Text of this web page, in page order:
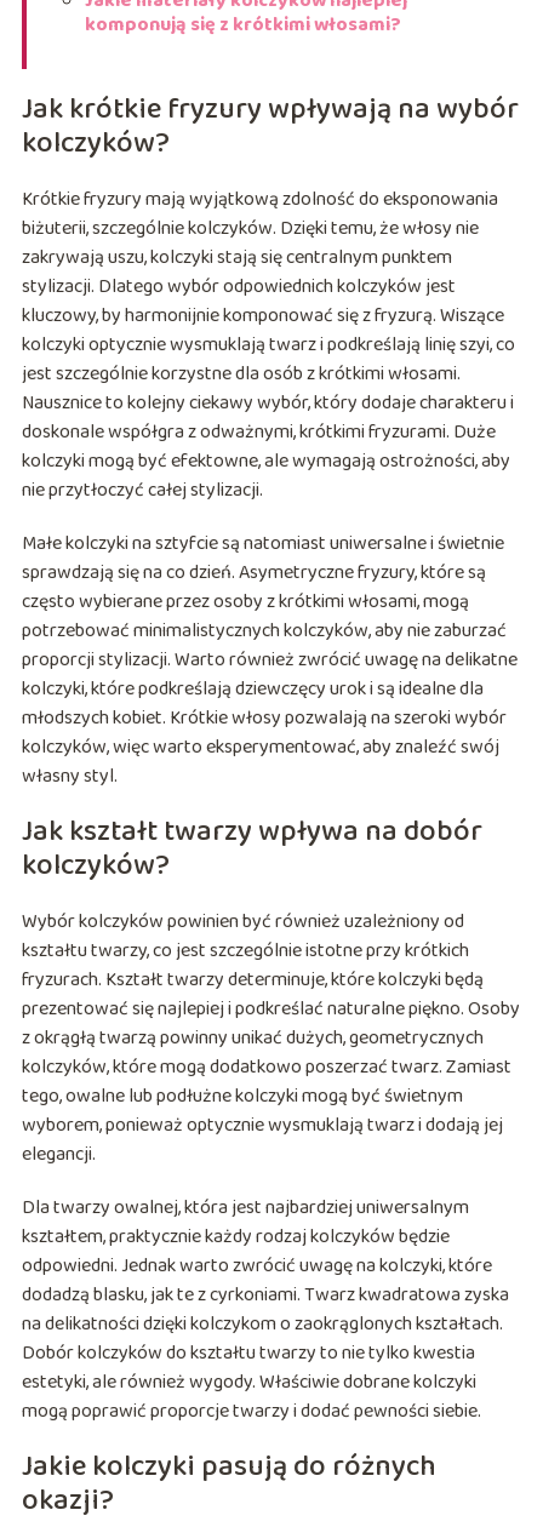
komponują się z krótkimi włosami?
Jak krótkie fryzury wpływają na wybór
kolczyków?
Krótkie fryzury mają wyjątkową zdolność do eksponowania
biżuterii, szczególnie kolczyków. Dzięki temu, że włosy nie
zakrywają uszu, kolczyki stają się centralnym punktem
stylizacji. Dlatego wybór odpowiednich kolczyków jest
kluczowy, by harmonijnie komponować się z fryzurą. Wiszące
kolczyki optycznie wysmuklają twarz i podkreślają linię szyi, co
jest szczególnie korzystne dla osób z krótkimi włosami.
Nausznice to kolejny ciekawy wybór, który dodaje charakteru i
doskonale współgra z odważnymi, krótkimi fryzurami. Duże
kolczyki mogą być efektowne, ale wymagają ostrożności, aby
nie przytłoczyć całej stylizacji.
Małe kolczyki na sztyfcie są natomiast uniwersalne i świetnie
sprawdzają się na co dzień. Asymetryczne fryzury, które są
często wybierane przez osoby z krótkimi włosami, mogą
potrzebować minimalistycznych kolczyków, aby nie zaburzać
proporcji stylizacji. Warto również zwrócić uwagę na delikatne
kolczyki, które podkreślają dziewczęcy urok i są idealne dla
młodszych kobiet. Krótkie włosy pozwalają na szeroki wybór
kolczyków, więc warto eksperymentować, aby znaleźć swój
własny styl.
Jak kształt twarzy wpływa na dobór
kolczyków?
Wybór kolczyków powinien być również uzależniony od
kształtu twarzy, co jest szczególnie istotne przy krótkich
fryzurach. Kształt twarzy determinuje, które kolczyki będą
prezentować się najlepiej i podkreślać naturalne piękno. Osoby
z okrągłą twarzą powinny unikać dużych, geometrycznych
kolczyków, które mogą dodatkowo poszerzać twarz. Zamiast
tego, owalne lub podłużne kolczyki mogą być świetnym
wyborem, ponieważ optycznie wysmuklają twarz i dodają jej
elegancji.
Dla twarzy owalnej, która jest najbardziej uniwersalnym
kształtem, praktycznie każdy rodzaj kolczyków będzie
odpowiedni. Jednak warto zwrócić uwagę na kolczyki, które
dodadzą blasku, jak te z cyrkoniami. Twarz kwadratowa zyska
na delikatności dzięki kolczykom o zaokrąglonych kształtach.
Dobór kolczyków do kształtu twarzy to nie tylko kwestia
estetyki, ale również wygody. Właściwie dobrane kolczyki
mogą poprawić proporcje twarzy i dodać pewności siebie.
Jakie kolczyki pasują do różnych
okazji?